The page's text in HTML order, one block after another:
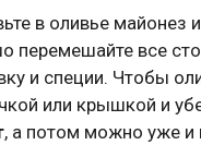
в оливье майонез
перемешайте все
и специи. Чтобы
или крышкой и
, а потом можно уже и